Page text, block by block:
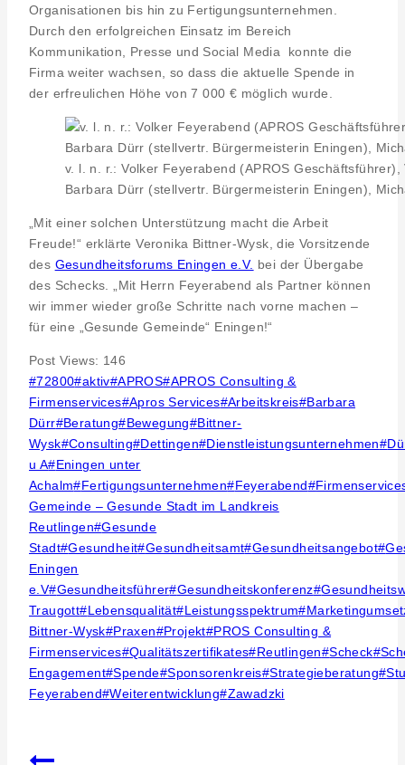
Organisationen bis hin zu Fertigungsunternehmen.
Durch den erfolgreichen Einsatz im Bereich
Kommunikation, Presse und Social Media konnte die
Firma weiter wachsen, so dass die aktuelle Spende in
der erfreulichen Höhe von 7 000 € möglich wurde.
v. l. n. r.: Volker Feyerabend (APROS
Barbara Dürr (stellvertr. Bürgermeisterin Eningen),
„Mit einer solchen Unterstützung macht die Arbeit
Freude!“ erklärte Veronika Bittner-Wysk, die Vorsitzende
des Gesundheitsforums Eningen e.V. bei der Übergabe
des Schecks. „Mit Herrn Feyerabend als Partner können
wir immer wieder große Schritte nach vorne machen –
für eine „Gesunde Gemeinde“ Eningen!“
Post Views: 146
Post
Tags:
#72800#aktiv#APROS#APROS Consulting &
Firmenservices#Apros Services#Arbeitskreis#Barbara
Dürr#Beratung#Bewegung#Bittner-
Wysk#Consulting#Dettingen#Dienstleistungsunternehmen#
u A#Eningen unter
Achalm#Fertigungsunternehmen#Feyerabend#
Gemeinde – Gesunde Stadt im Landkreis
Reutlingen#Gesunde
Stadt#Gesundheit#Gesundheitsamt#Gesundheitsangebot#
Eningen
e.V#Gesundheitsführer#Gesundheitskonferenz#
Traugott#Lebensqualität#Leistungsspektrum#
Bittner-Wysk#Praxen#Projekt#PROS Consulting &
Firmenservices#Qualitätszertifikates#Reutlingen#Scheck#
Engagement#Spende#Sponsorenkreis#Strategieberatung#
Feyerabend#Weiterentwicklung#Zawadzki